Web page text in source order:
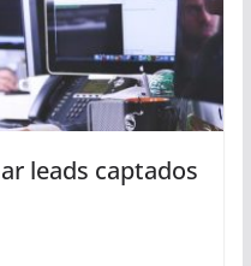
leads captados